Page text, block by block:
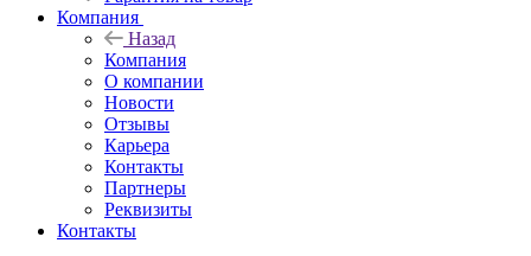
Компания
Назад
Компания
О компании
Новости
Отзывы
Карьера
Контакты
Партнеры
Реквизиты
Контакты